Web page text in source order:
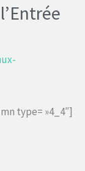
type= »4_4″]